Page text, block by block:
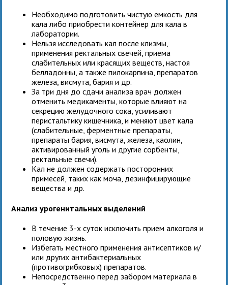
Необходимо подготовить чистую емкость для
кала либо приобрести контейнер для кала в
лаборатории.
Нельзя исследовать кал после клизмы,
применения ректальных свечей, приема
слабительных или красящих веществ, настоя
белладонны, а также пилокарпина, препаратов
железа, висмута, бария и др.
За три дня до сдачи анализа врач должен
отменить медикаменты, которые влияют на
секрецию желудочного сока, усиливают
перистальтику кишечника, и меняют цвет кала
(слабительные, ферментные препараты,
препараты бария, висмута, железа, каолин,
активированный уголь и другие сорбенты,
ректальные свечи).
Кал не должен содержать посторонних
примесей, таких как моча, дезинфицирующие
вещества и др.
Анализ урогенитальных выделений
В течение 3-х суток исключить прием алкоголя и
половую жизнь.
Избегать местного применения антисептиков и/
или других антибактериальных
(противогрибковых) препаратов.
Непосредственно перед забором материала в